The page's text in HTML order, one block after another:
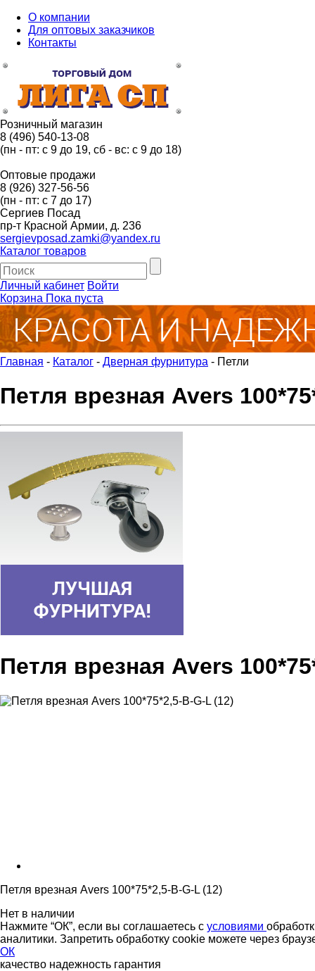
О компании
Для оптовых заказчиков
Контакты
Розничный магазин
8 (496) 540-13-08
(пн - пт: с 9 до 19, сб - вс: с 9 до 18)
Оптовые продажи
8 (926) 327-56-56
(пн - пт: с 7 до 17)
Сергиев Посад
пр-т Красной Армии, д. 236
sergievposad.zamki@yandex.ru
Каталог товаров
Личный кабинет Войти
Корзина Пока пуста
Главная - Каталог - Дверная фурнитура - Петли
Петля врезная Avers
Петля врезная Avers
Петля врезная Avers 100*75*2,5-B-G-L (12)
Нет в наличии
Нажмите “ОК”, если вы соглашаетесь с условиями
аналитики. Запретить обработку cookie можете через
ОК
качество надежность гарантия